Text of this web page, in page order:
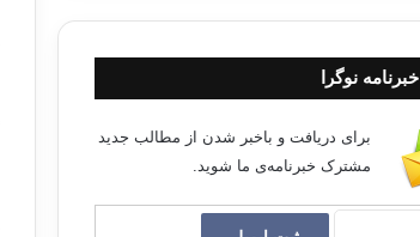
خبرنامه نوگرا
برای دریافت و باخبر شدن از مطالب جدید
مشترک خبرنامه‌ی ما شوید.